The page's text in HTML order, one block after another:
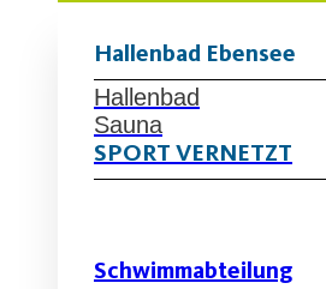
Hallenbad Ebensee
Hallenbad
Sauna
SPORT VERNETZT
Schwimmabteilung